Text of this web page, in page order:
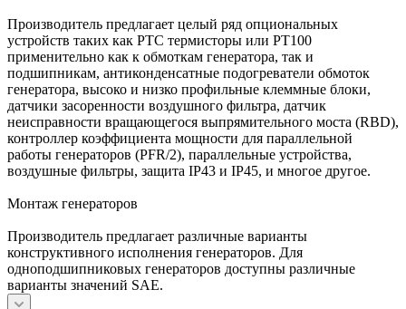
Производитель предлагает целый ряд опциональных
устройств таких как PTC термисторы или PT100
применительно как к обмоткам генератора, так и
подшипникам, антиконденсатные подогреватели обмоток
генератора, высоко и низко профильные клеммные блоки,
датчики засоренности воздушного фильтра, датчик
неисправности вращающегося выпрямительного моста (RBD),
контроллер коэффициента мощности для параллельной
работы генераторов (PFR/2), параллельные устройства,
воздушные фильтры, защита IP43 и IP45, и многое другое.
Монтаж генераторов
Производитель предлагает различные варианты
конструктивного исполнения генераторов. Для
одноподшипниковых генераторов доступны различные
варианты значений SAE.